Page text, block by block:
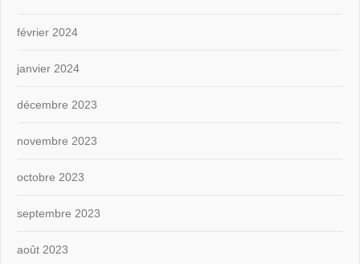
février 2024
janvier 2024
décembre 2023
novembre 2023
octobre 2023
septembre 2023
août 2023